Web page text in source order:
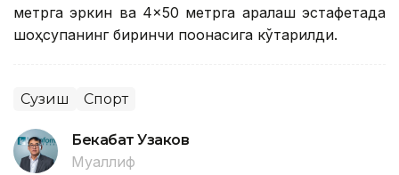
метрга эркин ва 4×50 метрга аралаш эстафетада
шоҳсупанинг биринчи поғонасига кўтарилди.
Сузиш Спорт
Бекабат Узаков
Муаллиф